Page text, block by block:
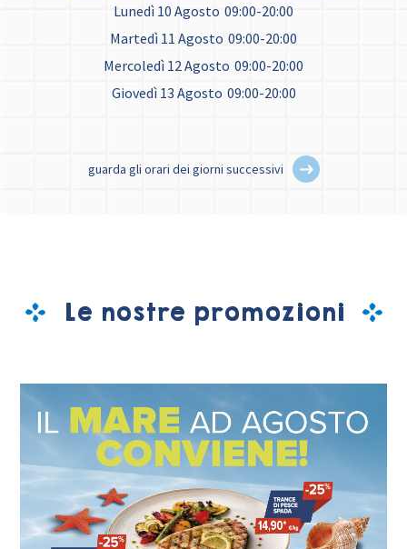
Lunedì 10 Agosto 09:00-20:00
Martedì 11 Agosto 09:00-20:00
Mercoledì 12 Agosto 09:00-20:00
Giovedì 13 Agosto 09:00-20:00
guarda gli orari dei giorni successivi
Le nostre promozioni